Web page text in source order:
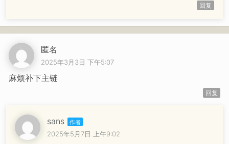
回复
匿名
2025年3月3日 下午5:07
麻烦补下主链
回复
sans
2025年5月7日 上午9:02